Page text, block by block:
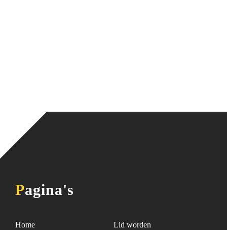
Pagina's
Home Lid worden